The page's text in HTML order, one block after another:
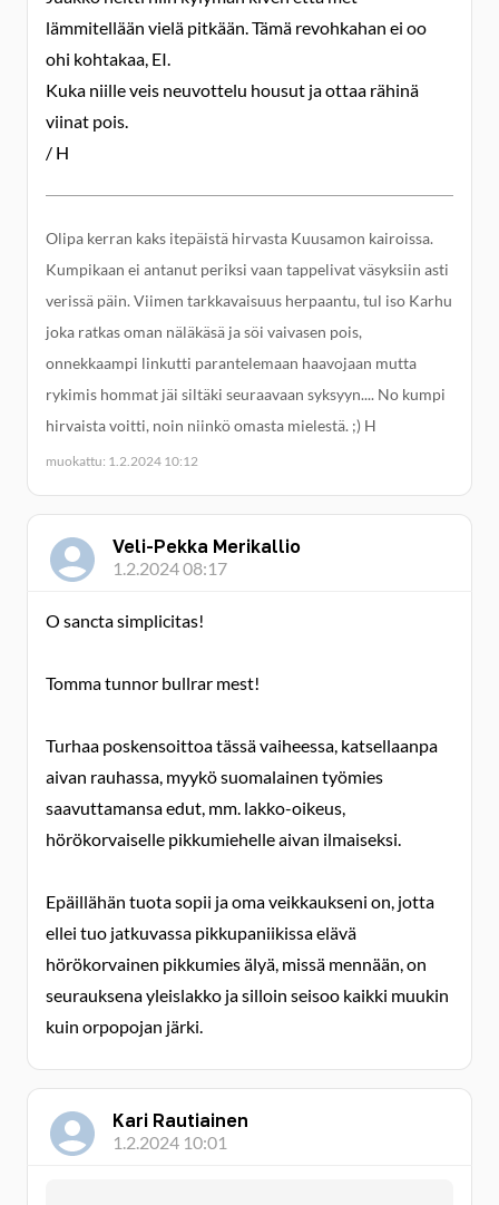
lämmitellään vielä pitkään. Tämä revohkahan ei oo
ohi kohtakaa, EI.
Kuka niille veis neuvottelu housut ja ottaa rähinä
viinat pois.
/ H
Olipa kerran kaks itepäistä hirvasta Kuusamon kairoissa.
Kumpikaan ei antanut periksi vaan tappelivat väsyksiin asti
verissä päin. Viimen tarkkavaisuus herpaantu, tul iso Karhu
joka ratkas oman näläkäsä ja söi vaivasen pois,
onnekkaampi linkutti parantelemaan haavojaan mutta
rykimis hommat jäi siltäki seuraavaan syksyyn.... No kumpi
hirvaista voitti, noin niinkö omasta mielestä. ;) H
muokattu: 1.2.2024 10:12
Veli-Pekka Merikallio
1.2.2024 08:17
O sancta simplicitas!
Tomma tunnor bullrar mest!
Turhaa poskensoittoa tässä vaiheessa, katsellaanpa
aivan rauhassa, myykö suomalainen työmies
saavuttamansa edut, mm. lakko-oikeus,
hörökorvaiselle pikkumiehelle aivan ilmaiseksi.
Epäillähän tuota sopii ja oma veikkaukseni on, jotta
ellei tuo jatkuvassa pikkupaniikissa elävä
hörökorvainen pikkumies älyä, missä mennään, on
seurauksena yleislakko ja silloin seisoo kaikki muukin
kuin orpopojan järki.
Kari Rautiainen
1.2.2024 10:01